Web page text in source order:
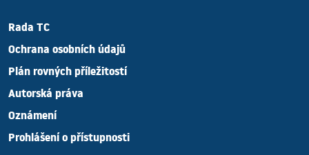
Rada TC
Ochrana osobních údajů
Plán rovných příležitostí
Autorská práva
Oznámení
Prohlášení o přístupnosti